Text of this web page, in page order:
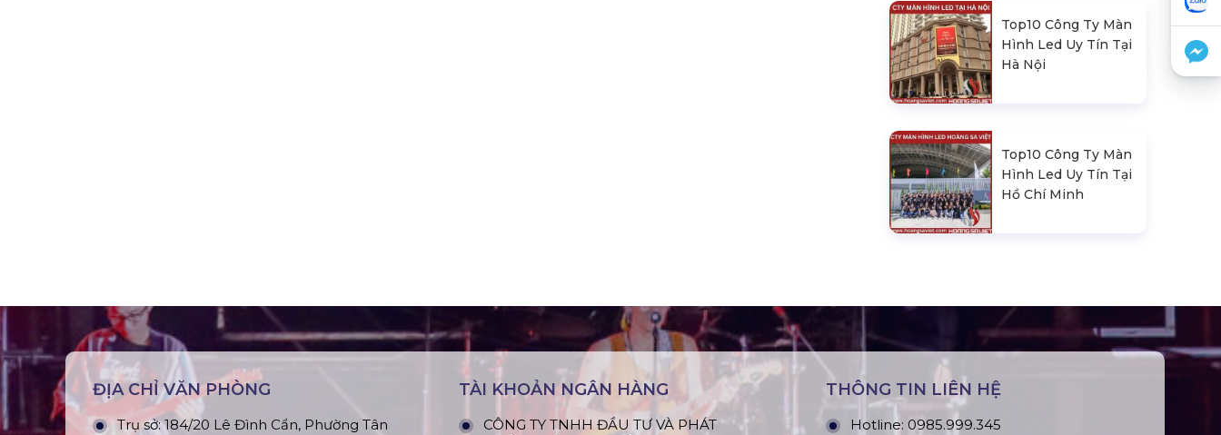
Top10 Công Ty Màn
Hình Led Uy Tín Tại
Hà Nội
Top10 Công Ty Màn
Hình Led Uy Tín Tại
Hồ Chí Minh
ĐỊA CHỈ VĂN PHÒNG
Trụ sở: 184/20 Lê Đình Cẩn, Phường Tân
TÀI KHOẢN NGÂN HÀNG
CÔNG TY TNHH ĐẦU TƯ VÀ PHÁT
THÔNG TIN LIÊN HỆ
Hotline: 0985.999.345